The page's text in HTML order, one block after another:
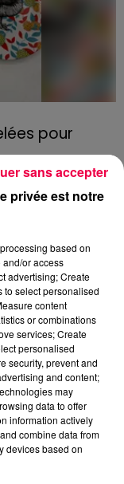
pour
en
par Linvosges.
du risque"
privée est notre
based on
and/or access
advertising; Create
to select personalised
content
or combinations
services; Create
personalised
security, prevent and
and content;
may
data to offer
information actively
combine data from
devices based on
sans accepter